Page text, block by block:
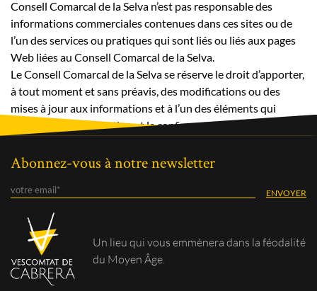
Consell Comarcal de la Selva n’est pas responsable des
informations commerciales contenues dans ces sites ou de
l’un des services ou pratiques qui sont liés ou liés aux pages
Web liées au Consell Comarcal de la Selva.
Le Consell Comarcal de la Selva se réserve le droit d’apporter,
à tout moment et sans préavis, des modifications ou des
mises à jour aux informations et à l’un des éléments qui
composent la conception et la configuration du site Web.
Abonnez-vous à notre newsletter
Un lieu qui vousemmènera dans la féodalité
du Moyen Âge.